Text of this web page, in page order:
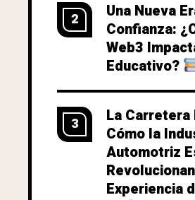
2
Una Nueva
Confianza:
Web3
Educativo?
3
La Carretera
Cómo la
Automotriz
Experiencia